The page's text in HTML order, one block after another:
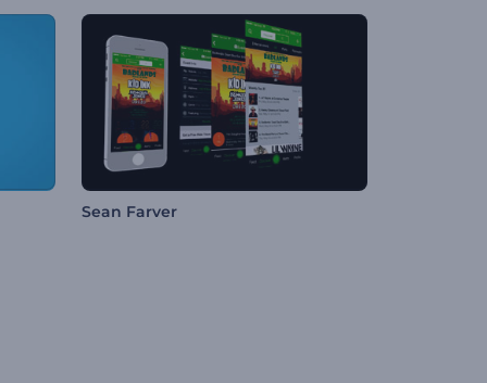
Sean Farver